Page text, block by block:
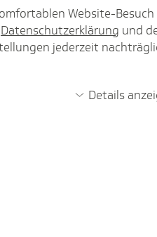
Website-Besuch
Datenschutzerklärung und
jederzeit
Details